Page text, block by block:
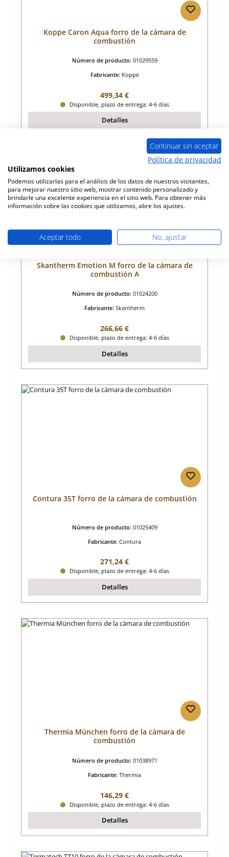
Koppe Caron Aqua forro de la cámara de
combustión
Número de producto: 01029559
Fabricante: Koppe
Precio normal:
499,34 €
Disponible, plazo de entrega: 4-6 días
Detalles
Skantherm Emotion M forro de la cámara de
combustión A
Número de producto: 01024200
Fabricante: Skantherm
Precio normal:
266,66 €
Disponible, plazo de entrega: 4-6 días
Detalles
Contura 35T forro de la cámara de combustión
Número de producto: 01025409
Fabricante: Contura
Precio normal:
271,24 €
Disponible, plazo de entrega: 4-6 días
Detalles
Thermia München forro de la cámara de
combustión
Número de producto: 01038971
Fabricante: Thermia
Precio normal:
146,29 €
Disponible, plazo de entrega: 4-6 días
Detalles
Continuar sin aceptar
Política de privacidad
Utilizamos cookies
Podemos utilizarlas para el análisis de los datos de nuestros visitantes,
para mejorar nuestro sitio web, mostrar contenido personalizado y
brindarle una excelente experiencia en el sitio web. Para obtener más
información sobre las cookies que utilizamos, abre los ajustes.
Aceptar todo No, ajustar